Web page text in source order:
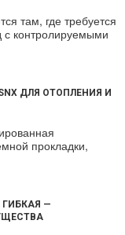
там, где требуется
с контролируемыми
ДЛЯ ОТОПЛЕНИЯ И
прокладки,
—